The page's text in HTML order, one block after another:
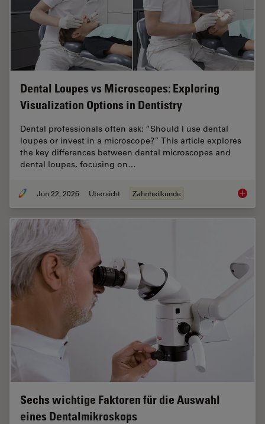
Dental Loupes vs Microscopes: Exploring
Visualization Options in Dentistry
Dental professionals often ask: “Should I use dental
loupes or invest in a microscope?” This article explores
the key differences between dental microscopes and
dental loupes, focusing on…
Jun 22, 2026 Übersicht Zahnheilkunde Dental
Sechs wichtige Faktoren für die Auswahl
eines Dentalmikroskops